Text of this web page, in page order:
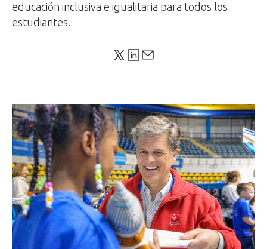
educación inclusiva e igualitaria para todos los
estudiantes.